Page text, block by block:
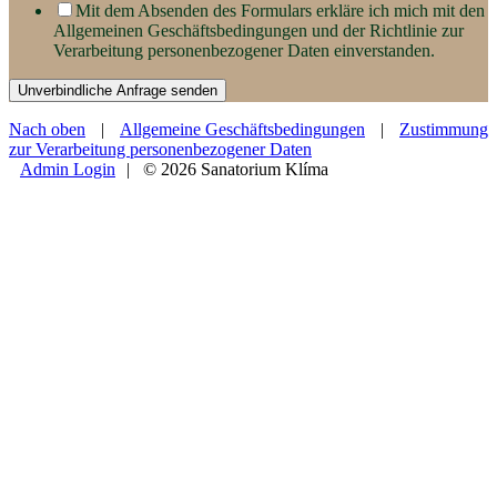
Mit dem Absenden des Formulars erkläre ich mich mit den
Allgemeinen Geschäftsbedingungen und der Richtlinie zur
Verarbeitung personenbezogener Daten einverstanden.
Unverbindliche Anfrage senden
Nach oben | Allgemeine Geschäftsbedingungen |
Zustimmung
zur Verarbeitung personenbezogener Daten
Admin Login
| © 2026 Sanatorium Klíma